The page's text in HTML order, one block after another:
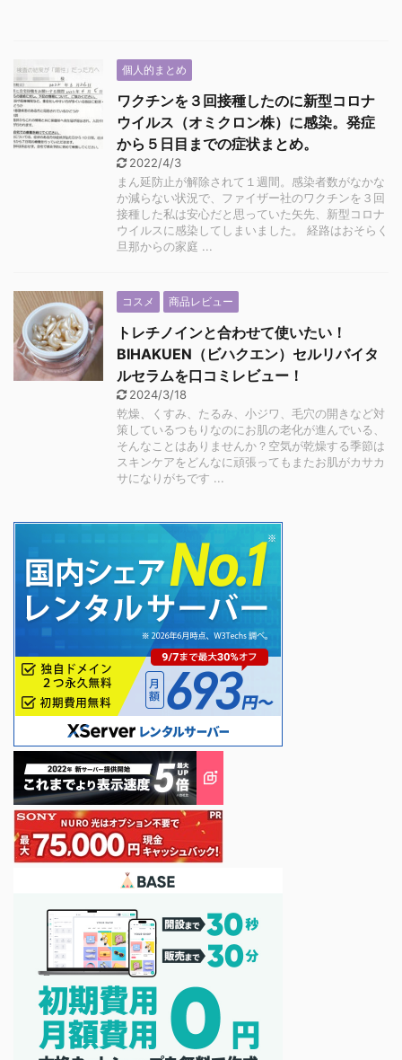
個人的まとめ
ワクチンを３回接種したのに新型コロナ
ウイルス（オミクロン株）に感染。発症
から５日目までの症状まとめ。
2022/4/3
まん延防止が解除されて１週間。感染者数がなかな
か減らない状況で、ファイザー社のワクチンを３回
接種した私は安心だと思っていた矢先、新型コロナ
ウイルスに感染してしまいました。 経路はおそらく
旦那からの家庭 ...
コスメ 商品レビュー
トレチノインと合わせて使いたい！
BIHAKUEN（ビハクエン）セルリバイタ
ルセラムを口コミレビュー！
2024/3/18
乾燥、くすみ、たるみ、小ジワ、毛穴の開きなど対
策しているつもりなのにお肌の老化が進んでいる、
そんなことはありませんか？空気が乾燥する季節は
スキンケアをどんなに頑張ってもまたお肌がカサカ
サになりがちです ...